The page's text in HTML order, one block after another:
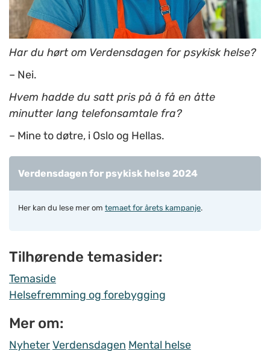
Har du hørt om Verdensdagen for psykisk helse?
– Nei.
Hvem hadde du satt pris på å få en åtte
minutter lang telefonsamtale fra?
– Mine to døtre, i Oslo og Hellas.
Verdensdagen for psykisk helse 2024
Her kan du lese mer om temaet for årets kampanje.
Tilhørende temasider:
Temaside
Helsefremming og forebygging
Mer om:
NyheterVerdensdagen Mental helse